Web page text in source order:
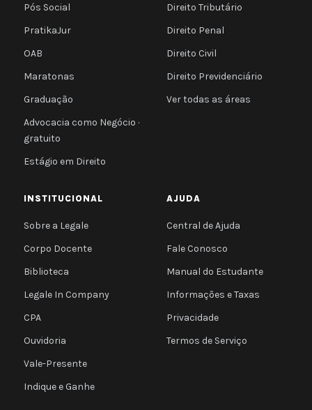
Pós Social
PratikaJur
OAB
Maratonas
Graduação
Advocacia como Negócio ·
gratuito
Estágio em Direito
Direito Tributário
Direito Penal
Direito Civil
Direito Previdenciário
Ver todas as áreas
INSTITUCIONAL
Sobre a Legale
Corpo Docente
Biblioteca
Legale In Company
CPA
Ouvidoria
Vale-Presente
Indique e Ganhe
AJUDA
Central de Ajuda
Fale Conosco
Manual do Estudante
Informações e Taxas
Privacidade
Termos de Serviço